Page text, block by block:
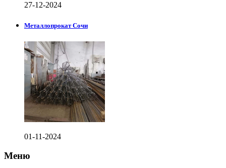
27-12-2024
Металлопрокат Сочи
01-11-2024
Меню